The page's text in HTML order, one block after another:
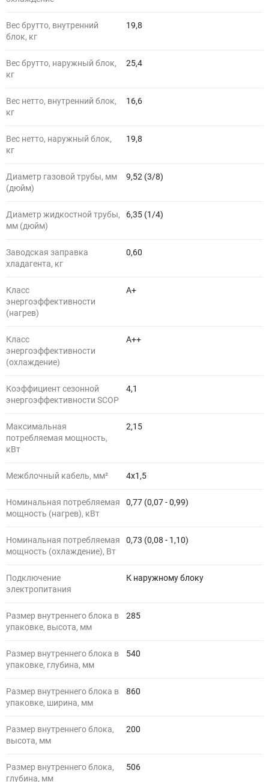
Вес брутто, внутренний
блок, кг
19,8
Вес брутто, наружный блок,
кг
25,4
Вес нетто, внутренний блок,
кг
16,6
Вес нетто, наружный блок,
кг
19,8
Диаметр газовой трубы, мм
(дюйм)
9,52 (3/8)
Диаметр жидкостной трубы,
мм (дюйм)
6,35 (1/4)
Заводская заправка
хладагента, кг
0,60
Класс
энергоэффективности
(нагрев)
A+
Класс
энергоэффективности
(охлаждение)
A++
Коэффициент сезонной
энергоэффективности SCOP
4,1
Максимальная
потребляемая мощность,
кВт
2,15
Межблочный кабель, мм² 4x1,5
Номинальная потребляемая
мощность (нагрев), кВт
0,77 (0,07 - 0,99)
Номинальная потребляемая
мощность (охлаждение), Вт
0,73 (0,08 - 1,10)
Подключение
электропитания
К наружному блоку
Размер внутреннего блока в
упаковке, высота, мм
285
Размер внутреннего блока в
упаковке, глубина, мм
540
Размер внутреннего блока в
упаковке, ширина, мм
860
Размер внутреннего блока,
высота, мм
200
Размер внутреннего блока,
глубина, мм
506